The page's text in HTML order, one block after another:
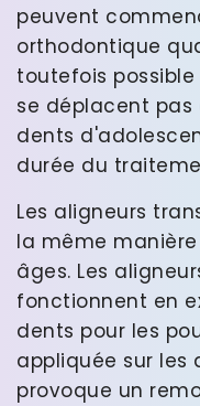
peuvent
orthodontique
toutefois
se déplacent pas
dents
durée du
Les aligneurs
la même
âges. Les
fonctionnent en
dents pour les
appliquée sur les
provoque un